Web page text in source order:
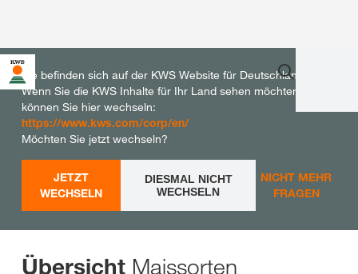
Sie befinden sich auf der KWS Website für Deutschland.
Wenn Sie die KWS Inhalte für Ihr Land sehen möchten,
können Sie hier wechseln:
https://www.kws.com/corp/en/
Möchten Sie jetzt wechseln?
JETZT
WECHSELN
DIESMAL NICHT
WECHSELN
NICHT MEHR
FRAGEN
Übersicht Maissorten